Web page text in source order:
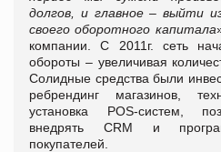
долгов, и главное – выйти
своего оборотного капитала
компании. С 2011г. сеть
обороты – увеличивая
Солидные средства были
ребрендинг магазинов,
установка POS-систем,
внедрять CRM и
покупателей.